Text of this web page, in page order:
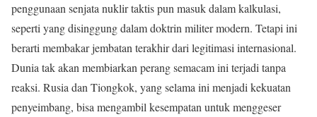
penggunaan senjata nuklir taktis pun masuk dalam kalkulasi,
seperti yang disinggung dalam doktrin militer modern. Tetapi ini
berarti membakar jembatan terakhir dari legitimasi internasional.
Dunia tak akan membiarkan perang semacam ini terjadi tanpa
reaksi. Rusia dan Tiongkok, yang selama ini menjadi kekuatan
penyeimbang, bisa mengambil kesempatan untuk menggeser